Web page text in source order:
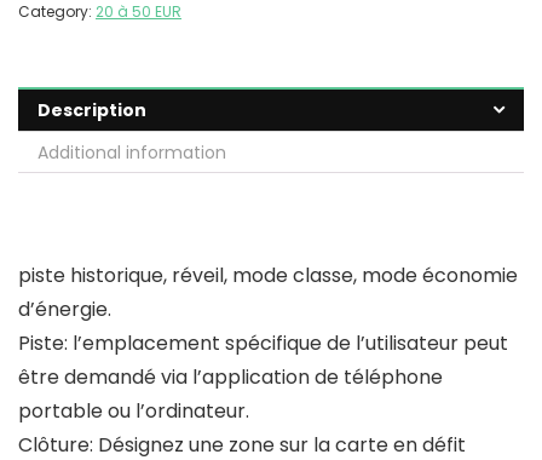
Category: 20 à 50 EUR
Description
Additional information
piste historique, réveil, mode classe, mode économie
d’énergie.
Piste: l’emplacement spécifique de l’utilisateur peut
être demandé via l’application de téléphone
portable ou l’ordinateur.
Clôture: Désignez une zone sur la carte en défit